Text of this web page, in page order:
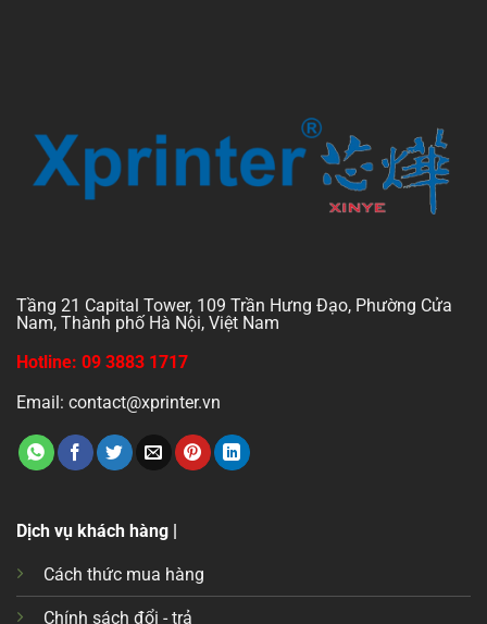
Tầng 21 Capital Tower, 109 Trần Hưng Đạo, Phường Cửa
Nam, Thành phố Hà Nội, Việt Nam
Hotline: 09 3883 1717
Email: contact@xprinter.vn
Dịch vụ khách hàng |
Cách thức mua hàng
Chính sách đổi - trả